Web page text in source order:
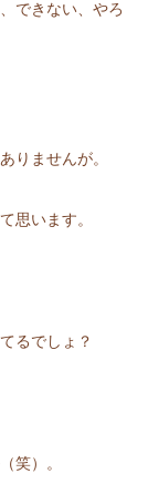
できない、やろ
りませんが。
思います。
るでしょ？
笑）。